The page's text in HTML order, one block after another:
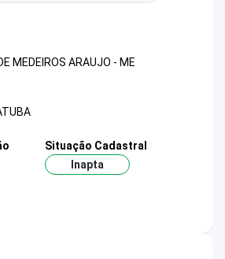
MEDEIROS ARAUJO - ME
Situação Cadastral
Inapta